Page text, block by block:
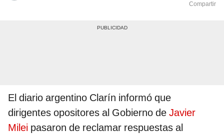
Compartir
El diario argentino Clarín informó que
dirigentes opositores al Gobierno de Javier
Milei pasaron de reclamar respuestas al